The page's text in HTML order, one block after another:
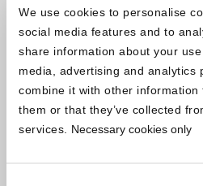
We use cookies to personalise
social media features and to
share information about your
media, advertising and analytics
combine it with other information
them or that they’ve collected
services. Necessary cookies only
oddychaćkołdrze, poduszkom,
wszystkim Twojej skórze. Ponadto
doskonale odprowadza ją na
BREEZE
todoskonały wybór na